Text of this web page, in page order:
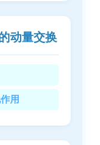
动量交换
用